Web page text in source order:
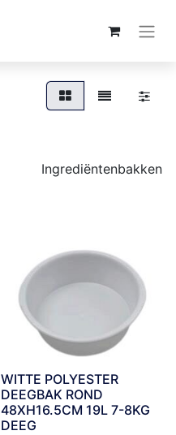
Ingrediëntenbakken
WITTE POLYESTER
DEEGBAK ROND
48XH16.5CM 19L 7-8KG
DEEG